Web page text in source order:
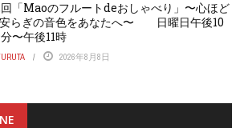
「Maoのフルートdeおしゃべり」〜心ほど
らぎの音色をあなたへ〜 日曜日午後10
〜午後11時
2026年8月8日